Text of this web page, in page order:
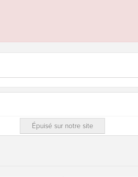
Épuisé sur notre site